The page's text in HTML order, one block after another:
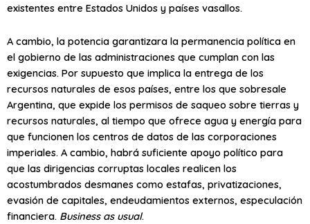
existentes entre Estados Unidos y países vasallos.
A cambio, la potencia garantizara la permanencia política en
el gobierno de las administraciones que cumplan con las
exigencias. Por supuesto que implica la entrega de los
recursos naturales de esos países, entre los que sobresale
Argentina, que expide los permisos de saqueo sobre tierras y
recursos naturales, al tiempo que ofrece agua y energía para
que funcionen los centros de datos de las corporaciones
imperiales. A cambio, habrá suficiente apoyo político para
que las dirigencias corruptas locales realicen los
acostumbrados desmanes como estafas, privatizaciones,
evasión de capitales, endeudamientos externos, especulación
financiera. Business as usual.